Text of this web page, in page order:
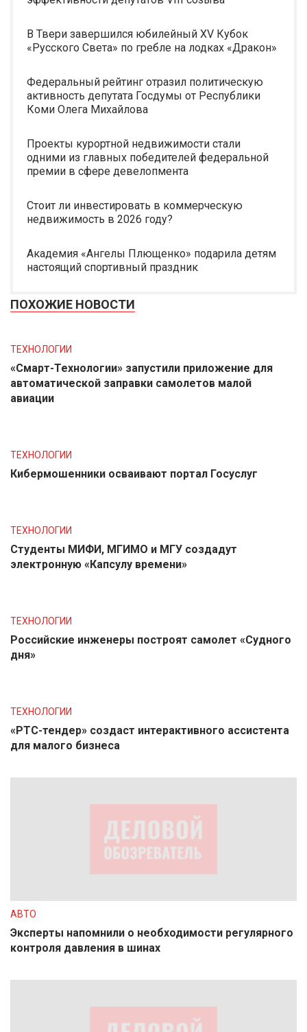
В Твери завершился юбилейный XV Кубок
«Русского Света» по гребле на лодках «Дракон»
Федеральный рейтинг отразил политическую
активность депутата Госдумы от Республики
Коми Олега Михайлова
Проекты курортной недвижимости стали
одними из главных победителей федеральной
премии в сфере девелопмента
Стоит ли инвестировать в коммерческую
недвижимость в 2026 году?
Академия «Ангелы Плющенко» подарила детям
настоящий спортивный праздник
ПОХОЖИЕ НОВОСТИ
ТЕХНОЛОГИИ
«Смарт-Технологии» запустили приложение для
автоматической заправки самолетов малой
авиации
ТЕХНОЛОГИИ
Кибермошенники осваивают портал Госуслуг
ТЕХНОЛОГИИ
Студенты МИФИ, МГИМО и МГУ создадут
электронную «Капсулу времени»
ТЕХНОЛОГИИ
Российские инженеры построят самолет «Судного
дня»
ТЕХНОЛОГИИ
«РТС-тендер» создаст интерактивного ассистента
для малого бизнеса
АВТО
Эксперты напомнили о необходимости регулярного
контроля давления в шинах